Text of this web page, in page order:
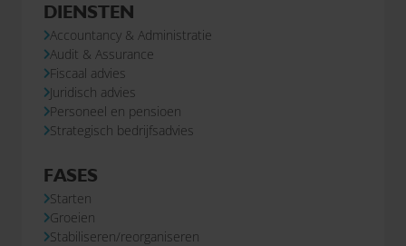
DIENSTEN
Accountancy & Administratie
Audit & Assurance
Fiscaal advies
Juridisch advies
Personeel en pensioen
Strategisch bedrijfsadvies
FASES
Starten
Groeien
Stabiliseren/reorganiseren